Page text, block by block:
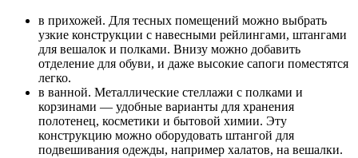
в прихожей. Для тесных помещений можно выбрать
узкие конструкции с навесными рейлингами, штангами
для вешалок и полками. Внизу можно добавить
отделение для обуви, и даже высокие сапоги поместятся
легко.
в ванной. Металлические стеллажи с полками и
корзинами — удобные варианты для хранения
полотенец, косметики и бытовой химии. Эту
конструкцию можно оборудовать штангой для
подвешивания одежды, например халатов, на вешалки.